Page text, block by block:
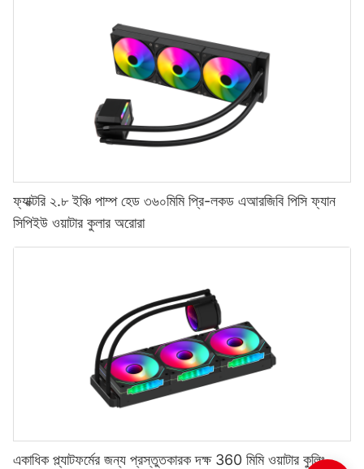
ফ্যাক্টরি ২.৮ ইঞ্চি পাম্প হেড ৩৬০মিমি প্রি-লকড এআরজিবি পিসি ফ্যান
সিপিইউ ওয়াটার কুলার অরোরা
একাধিক প্ল্যাটফর্মের জন্য প্রস্তুতকারক দক্ষ 360 মিমি ওয়াটার কুলিং